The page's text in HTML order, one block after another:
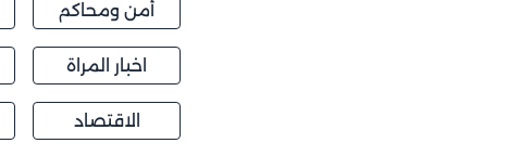
أمن ومحاكم
اخبار المراة
الاقتصاد